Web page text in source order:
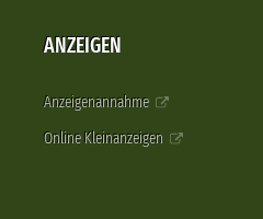
ANZEIGEN
Anzeigenannahme
Online Kleinanzeigen